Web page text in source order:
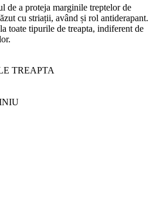
de a proteja marginile treptelor de
cu striații, având și rol antiderapant.
toate tipurile de treapta, indiferent de
TREAPTA